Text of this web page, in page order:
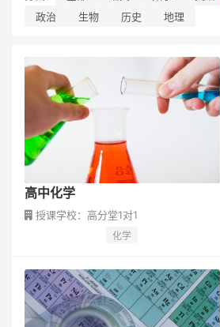
政治
生物 历史 地理
高中化学
授课学校：高分堂1对1
化学